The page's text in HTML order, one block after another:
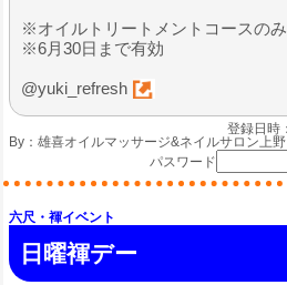
※オイルトリートメントコースの
※6月30日まで有効
@yuki_refresh
登録日時
By： 雄喜オイルマッサージ&ネイルサロン上野
パスワード
六尺・褌イベント
日曜褌デー